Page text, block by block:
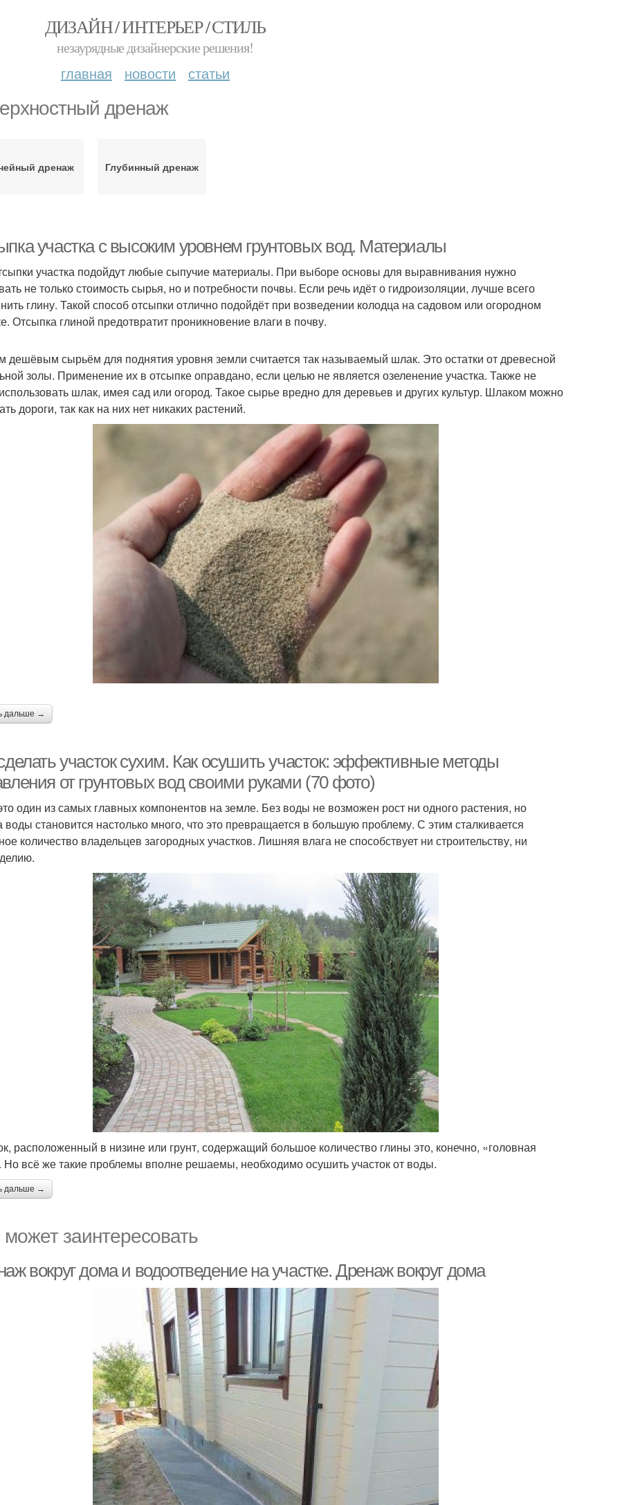
ДИЗАЙН / ИНТЕРЬЕР / СТИЛЬ
незаурядные дизайнерские решения!
главная новости статьи
дренаж
дренаж Глубинный дренаж
участка с высоким уровнем грунтовых вод. Материалы
участка подойдут любые сыпучие материалы. При выборе основы для выравнивания нужно
не только стоимость сырья, но и потребности почвы. Если речь идёт о гидроизоляции, лучше всего
глину. Такой способ отсыпки отлично подойдёт при возведении колодца на садовом или огородном
Отсыпка глиной предотвратит проникновение влаги в почву.
сырьём для поднятия уровня земли считается так называемый шлак. Это остатки от древесной
золы. Применение их в отсыпке оправдано, если целью не является озеленение участка. Также не
шлак, имея сад или огород. Такое сырье вредно для деревьев и других культур. Шлаком можно
дороги, так как на них нет никаких растений.
дальше →
участок сухим. Как осушить участок: эффективные методы
от грунтовых вод своими руками (70 фото)
один из самых главных компонентов на земле. Без воды не возможен рост ни одного растения, но
воды становится настолько много, что это превращается в большую проблему. С этим сталкивается
количество владельцев загородных участков. Лишняя влага не способствует ни строительству, ни
расположенный в низине или грунт, содержащий большое количество глины это, конечно, «головная
Но всё же такие проблемы вполне решаемы, необходимо осушить участок от воды.
дальше →
заинтересовать
вокруг дома и водоотведение на участке. Дренаж вокруг дома